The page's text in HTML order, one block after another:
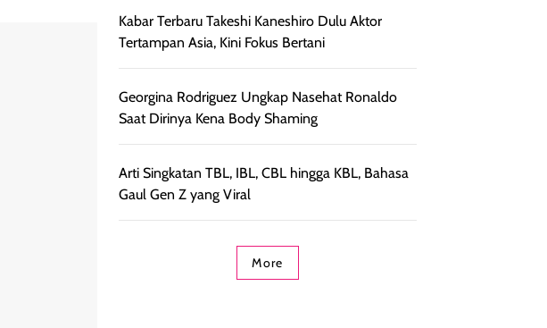
Kabar Terbaru Takeshi Kaneshiro Dulu Aktor
Tertampan Asia, Kini Fokus Bertani
Georgina Rodriguez Ungkap Nasehat Ronaldo
Saat Dirinya Kena Body Shaming
Arti Singkatan TBL, IBL, CBL hingga KBL, Bahasa
Gaul Gen Z yang Viral
More